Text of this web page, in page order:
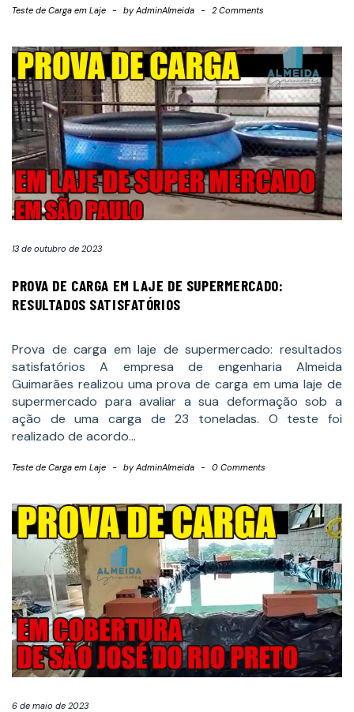
Teste de Carga em Laje - byAdminAlmeida - 2 Comments
13 de outubro de 2023
PROVA DE CARGA EM LAJE DE SUPERMERCADO:
RESULTADOS SATISFATÓRIOS
Prova de carga em laje de supermercado: resultados
satisfatórios A empresa de engenharia Almeida
Guimarães realizou uma prova de carga em uma laje de
supermercado para avaliar a sua deformação sob a
ação de uma carga de 23 toneladas. O teste foi
realizado de acordo…
Teste de Carga em Laje - byAdminAlmeida - 0 Comments
6 de maio de 2023